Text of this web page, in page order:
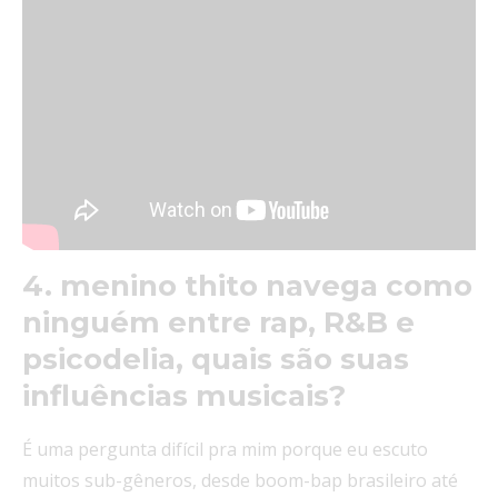
4. menino thito navega como
ninguém entre rap, R&B e
psicodelia, quais são suas
influências musicais?
É uma pergunta difícil pra mim porque eu escuto
muitos sub-gêneros, desde boom-bap brasileiro até